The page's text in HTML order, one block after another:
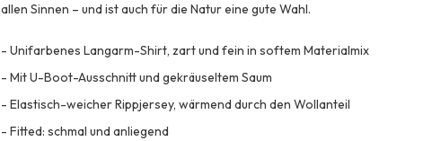
allen Sinnen – und ist auch für die Natur eine gute Wahl.
- Unifarbenes Langarm-Shirt, zart und fein in softem Materialmix
- Mit U-Boot-Ausschnitt und gekräuseltem Saum
- Elastisch-weicher Rippjersey, wärmend durch den Wollanteil
- Fitted: schmal und anliegend